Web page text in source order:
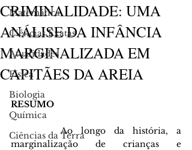
Matemática
Ciências Exatas
Atualidades
Física
Biologia
Química
Ciências da Terra
CRIMINALIDADE: UMA
ANÁLISE DA INFÂNCIA
MARGINALIZADA EM
CAPITÃES DA AREIA
RESUMO
      Ao longo da história, a
marginalização de crianças e